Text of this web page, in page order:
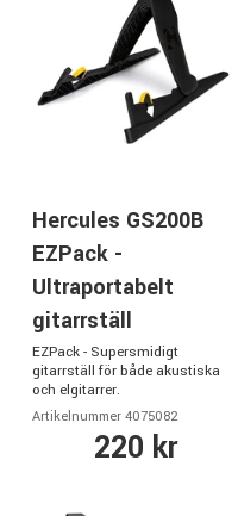
Hercules GS200B
EZPack -
Ultraportabelt
gitarrställ
EZPack - Supersmidigt
gitarrställ för både akustiska
och elgitarrer.
Artikelnummer 4075082
220 kr